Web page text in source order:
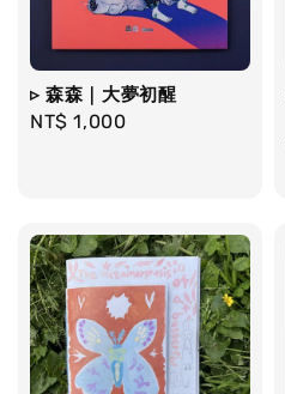
▹ 森森｜大夢初醒
Regular
NT$ 1,000